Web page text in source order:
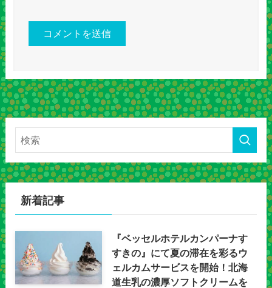
新着記事
『ベッセルホテルカンパーナす
すきの』にて夏の滞在を彩るウ
ェルカムサービスを開始！北海
道生乳の濃厚ソフトクリームを